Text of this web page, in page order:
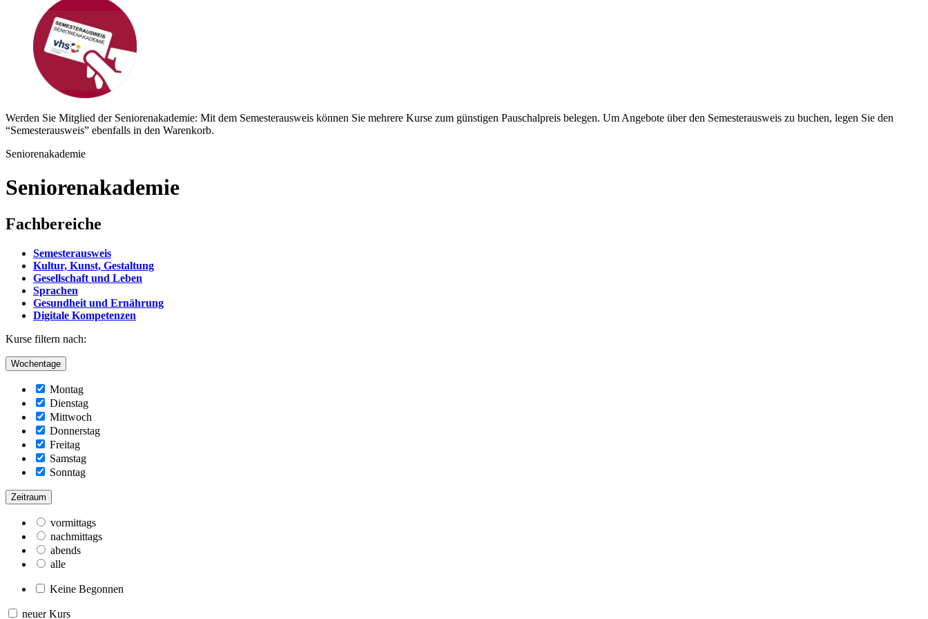
Werden Sie Mitglied der Seniorenakademie: Mit dem Semesterausweis können Sie mehrere Kurse zum günstigen Pauschalpreis belegen. Um Angebote über den Semesterausweis zu buchen, legen Sie den
“Semesterausweis” ebenfalls in den Warenkorb.
Seniorenakademie
Seniorenakademie
Fachbereiche
Semesterausweis
Kultur, Kunst, Gestaltung
Gesellschaft und Leben
Sprachen
Gesundheit und Ernährung
Digitale Kompetenzen
Kurse filtern nach:
Wochentage
Montag
Dienstag
Mittwoch
Donnerstag
Freitag
Samstag
Sonntag
Zeitraum
vormittags
nachmittags
abends
alle
Keine Begonnen
neuer Kurs